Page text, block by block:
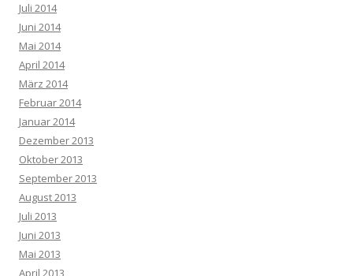
Juli 2014
Juni 2014
Mai 2014
April 2014
März 2014
Februar 2014
Januar 2014
Dezember 2013
Oktober 2013
September 2013
August 2013
Juli 2013
Juni 2013
Mai 2013
April 2013